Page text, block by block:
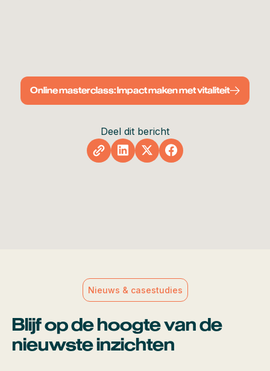
Online masterclass: Impact maken met vitaliteit
Deel dit bericht
Nieuws & casestudies
Blijf op de hoogte van de
nieuwste inzichten